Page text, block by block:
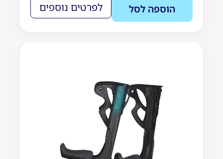
הוספה לסל לפרטים נוספים